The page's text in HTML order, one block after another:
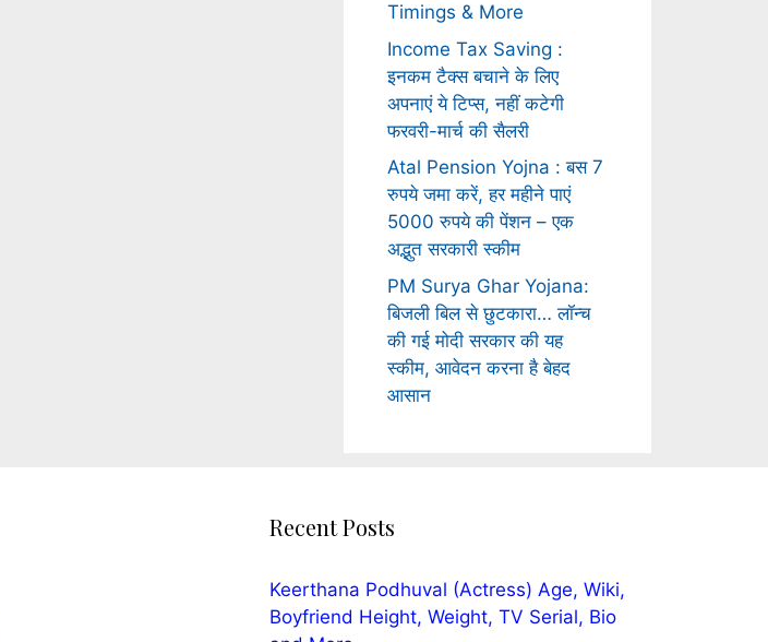
Timings & More
Income Tax Saving :
इनकम टैक्स बचाने के लिए
अपनाएं ये टिप्स, नहीं कटेगी
फरवरी-मार्च की सैलरी
Atal Pension Yojna : बस 7
रुपये जमा करें, हर महीने पाएं
5000 रुपये की पेंशन – एक
अद्भुत सरकारी स्कीम
PM Surya Ghar Yojana:
बिजली बिल से छुटकारा… लॉन्च
की गई मोदी सरकार की यह
स्कीम, आवेदन करना है बेहद
आसान
Recent Posts
Keerthana Podhuval (Actress) Age, Wiki,
Boyfriend Height, Weight, TV Serial, Bio